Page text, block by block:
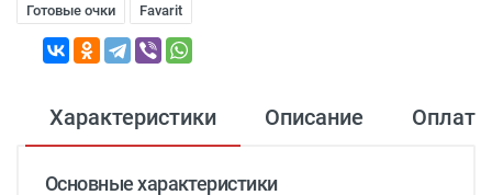
Готовые очки Favarit
Характеристики Описание Оплата
Основные характеристики